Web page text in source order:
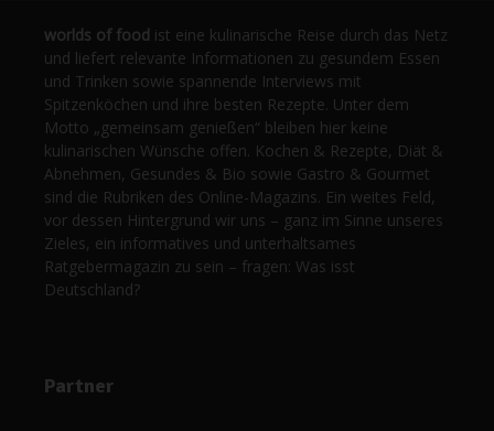
worlds of food ist eine kulinarische Reise durch das Netz
und liefert relevante Informationen zu gesundem Essen
und Trinken sowie spannende Interviews mit
Spitzenköchen und ihre besten Rezepte. Unter dem
Motto „gemeinsam genießen“ bleiben hier keine
kulinarischen Wünsche offen. Kochen & Rezepte, Diät &
Abnehmen, Gesundes & Bio sowie Gastro & Gourmet
sind die Rubriken des Online-Magazins. Ein weites Feld,
vor dessen Hintergrund wir uns – ganz im Sinne unseres
Zieles, ein informatives und unterhaltsames
Ratgebermagazin zu sein – fragen: Was isst
Deutschland?
Partner